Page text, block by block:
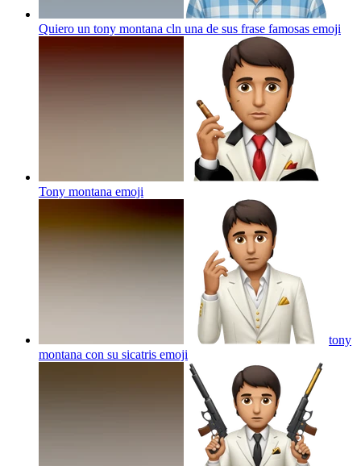
Quiero un tony montana cln una de sus frase famosas emoji
Tony montana emoji
tony
montana con su sicatris emoji